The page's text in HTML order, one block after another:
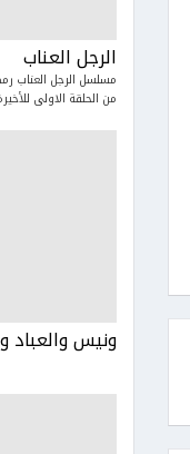
الرجل العناب
من الحلقة الاولى
ونيس والعباد